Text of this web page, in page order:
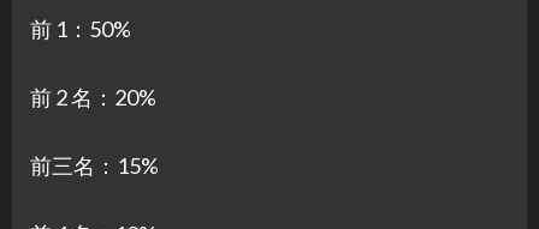
前 1：50%
前 2 名：20%
前三名：15%